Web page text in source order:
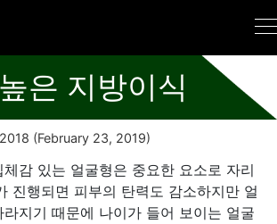
은 지방이식
(February 23, 2019)
감 있는 얼굴형은 중요한 요소로 자리
진행되면 피부의 탄력도 감소하지만 얼
지기 때문에 나이가 들어 보이는 얼굴